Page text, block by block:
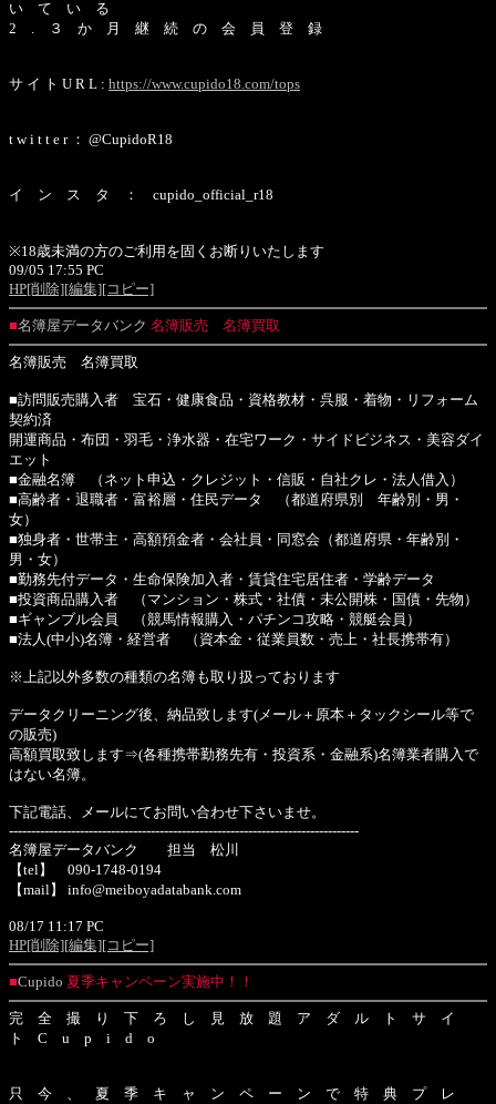
い て い る
2 . ３ か 月 継 続 の 会 員 登 録
サ イ ト U R L : https://www.cupido18.com/tops
t w i t t e r ： @CupidoR18
イ ン ス タ ： cupido_official_r18
※18歳未満の方のご利用を固くお断りいたします
09/05 17:55 PC
HP[削除][編集][コピー]
■名簿屋データバンク 名簿販売 名簿買取
名簿販売 名簿買取
■訪問販売購入者 宝石・健康食品・資格教材・呉服・着物・リフォーム
契約済
開運商品・布団・羽毛・浄水器・在宅ワーク・サイドビジネス・美容ダイ
エット
■金融名簿 （ネット申込・クレジット・信販・自社クレ・法人借入）
■高齢者・退職者・富裕層・住民データ （都道府県別 年齢別・男・
女）
■独身者・世帯主・高額預金者・会社員・同窓会（都道府県・年齢別・
男・女）
■勤務先付データ・生命保険加入者・賃貸住宅居住者・学齢データ
■投資商品購入者 （マンション・株式・社債・未公開株・国債・先物）
■ギャンブル会員 （競馬情報購入・パチンコ攻略・競艇会員）
■法人(中小)名簿・経営者 （資本金・従業員数・売上・社長携帯有）
※上記以外多数の種類の名簿も取り扱っております
データクリーニング後、納品致します(メール＋原本＋タックシール等で
の販売)
高額買取致します⇒(各種携帯勤務先有・投資系・金融系)名簿業者購入で
はない名簿。
下記電話、メールにてお問い合わせ下さいませ。
-------------------------------------------------------------------------------
名簿屋データバンク 担当 松川
【tel】 090-1748-0194
【mail】 info@meiboyadatabank.com
08/17 11:17 PC
HP[削除][編集][コピー]
■Cupido 夏季キャンペーン実施中！！
完 全 撮 り 下 ろ し 見 放 題 ア ダ ル ト サ イ
ト C u p i d o
只 今 、 夏 季 キ ャ ン ペ ー ン で 特 典 プ レ